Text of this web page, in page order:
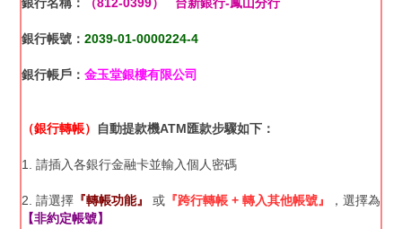
銀行帳號： 2039-01-0000224-4
銀行帳戶： 金玉堂銀樓有限公司
（銀行轉帳） 自動提款機ATM匯款步驟如下：
1. 請插入各銀行金融卡並輸入個人密碼
2. 請選擇 『轉帳功能』 或 『跨行轉帳 + 轉入其他帳號』
，選擇為
【非約定帳號】